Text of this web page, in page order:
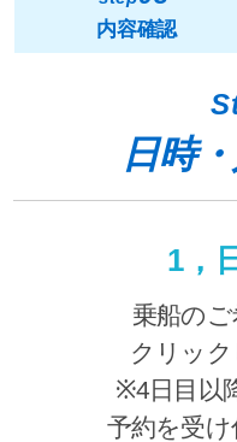
内容確認
日時
1，
乗船の
クリック
※4日目以
予約を受け